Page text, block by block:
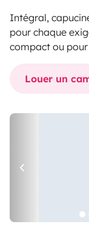
Intégral,
pour chaque
compact ou
Louer un